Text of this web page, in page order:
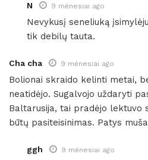
N 9 mėnesiai ago
Nevykusį seneliuką
tik debilų tauta.
Cha cha 9 mėnesiai ago
Bolionai skraido kelinti metai,
neatidėjo. Sugalvojo uždaryti
Baltarusija, tai pradėjo lektuvo
būtų pasiteisinimas. Patys
ggh 9 mėnesiai ago